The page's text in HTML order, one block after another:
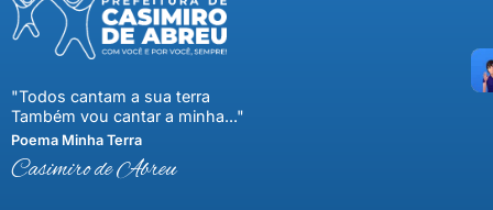
"Todos cantam a sua terra
Também vou cantar a minha..."
Poema Minha Terra
Casimiro de Abreu